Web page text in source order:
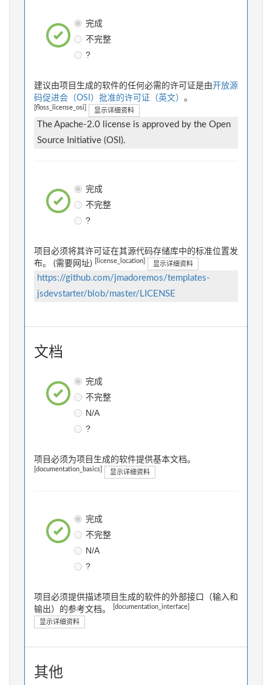
完成
不完整
?
建议由项目生成的软件的任何必需的许可证是由开放源
码促进会（OSI）批准的许可证（英文） 。
[floss_license_osi] 显示详细资料
The Apache-2.0 license is approved by the Open
Source Initiative (OSI).
完成
不完整
?
项目必须将其许可证在其源代码存储库中的标准位置发
布。 (需要网址)
[license_location] 显示详细资料
https://github.com/jmadoremos/templates-
jsdevstarter/blob/master/LICENSE
文档
完成
不完整
N/A
?
项目必须为项目生成的软件提供基本文档。
[documentation_basics] 显示详细资料
完成
不完整
N/A
?
项目必须提供描述项目生成的软件的外部接口（输入和
输出）的参考文档。
[documentation_interface]
显示详细资料
其他